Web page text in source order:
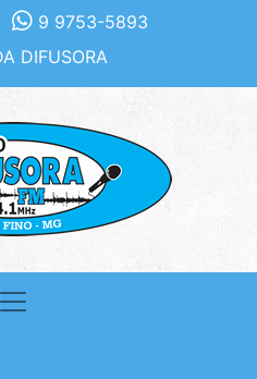
9 9753-5893
DIFUSORA